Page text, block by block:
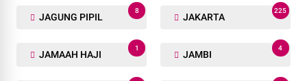
JAGUNG PIPIL
8
JAKARTA
225
JAMAAH HAJI
1
JAMBI
4